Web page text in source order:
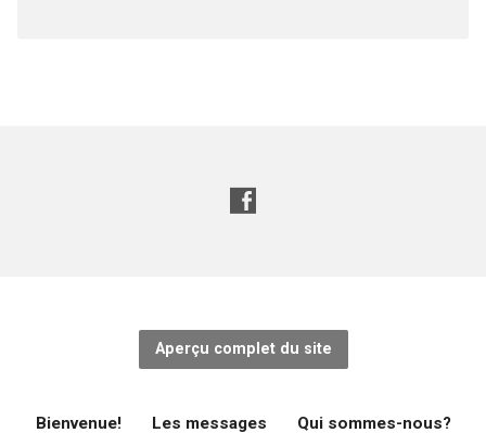
Aperçu complet du site
Bienvenue! Les messages Qui sommes-nous?